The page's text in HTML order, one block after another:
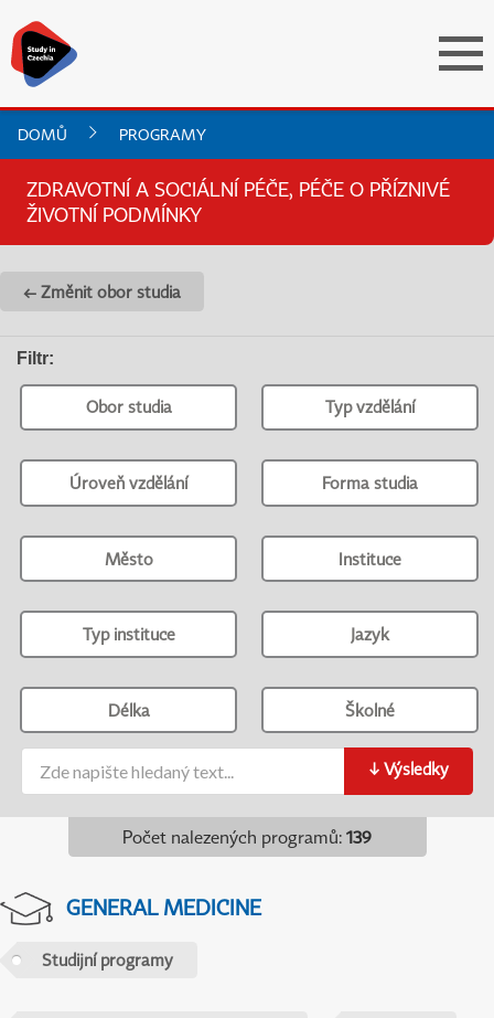
DOMŮ PROGRAMY
ZDRAVOTNÍ A SOCIÁLNÍ PÉČE, PÉČE O PŘÍZNIVÉ
ŽIVOTNÍ PODMÍNKY
← Změnit obor studia
Filtr:
Obor studia Typ vzdělání
Úroveň vzdělání Forma studia
Město Instituce
Typ instituce Jazyk
Délka Školné
↓ Výsledky
Počet nalezených programů: 139
GENERAL MEDICINE
Studijní programy